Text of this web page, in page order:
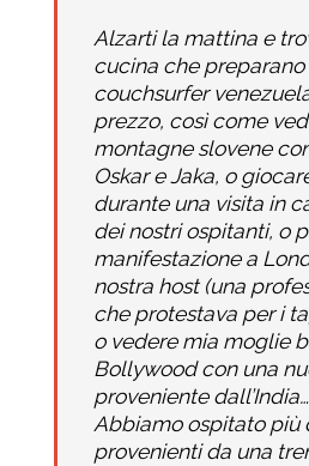
Alzarti la mattina e
cucina che preparano
couchsurfer
prezzo, così come
montagne slovene
Oskar e Jaka, o
durante una visita in
dei nostri ospitanti, o
manifestazione a
nostra host (una
che protestava per i
o vedere mia moglie
Bollywood con una
proveniente dall’India…
Abbiamo ospitato più
provenienti da una